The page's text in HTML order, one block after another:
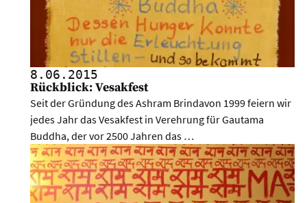
8.06. 2015
Rückblick: Vesakfest
Seit der Gründung des Ashram Brindavon 1999 feiern wir
jedes Jahr das Vesakfest in Verehrung für Gautama
Buddha, der vor 2500 Jahren das …